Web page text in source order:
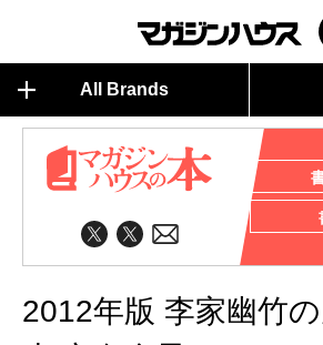
All Brands
2012年版 李家幽竹